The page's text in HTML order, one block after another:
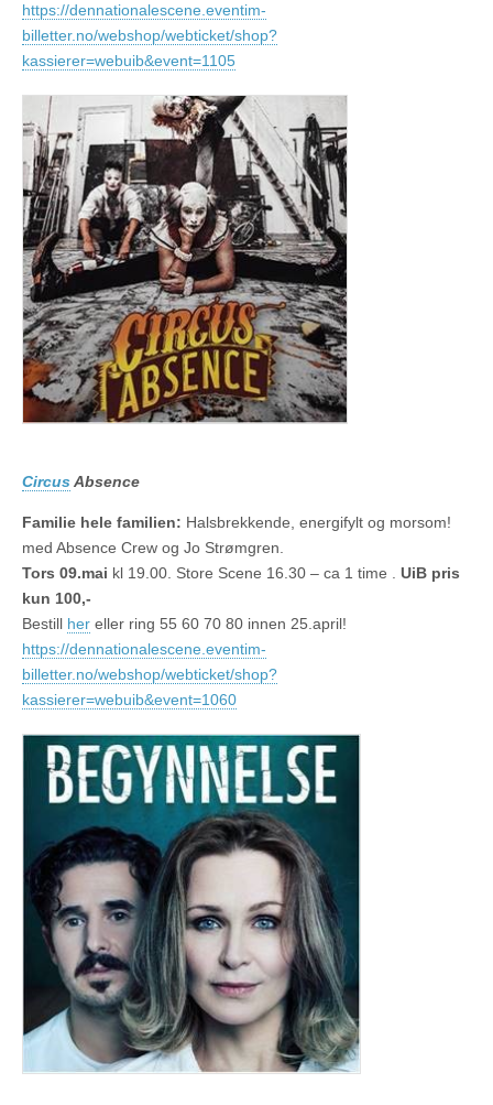
https://dennationalescene.eventim-
billetter.no/webshop/webticket/shop?
kassierer=webuib&event=1105
CircusAbsence
Familie hele familien: Halsbrekkende, energifylt og morsom!
med Absence Crew og Jo Strømgren.
Tors 09.mai kl 19.00. Store Scene 16.30 – ca 1 time . UiB pris
kun 100,-
Bestill her eller ring 55 60 70 80 innen 25.april!
https://dennationalescene.eventim-
billetter.no/webshop/webticket/shop?
kassierer=webuib&event=1060